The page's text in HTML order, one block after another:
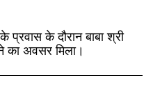
प्रवास के दौरान बाबा श्री
का अवसर मिला।